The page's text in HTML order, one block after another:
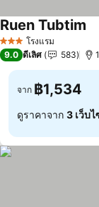
3 ดาว โรงแรม
Ruen Tubtim
9.0 ดีเลิศ 583
จาก ฿1,534
ดูราคาจาก 3 เว็บ